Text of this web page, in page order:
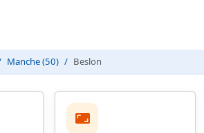
Manche (50) Beslon